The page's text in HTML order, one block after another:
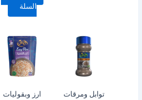
السلة
توابل ومرقات
ارز وبقوليات